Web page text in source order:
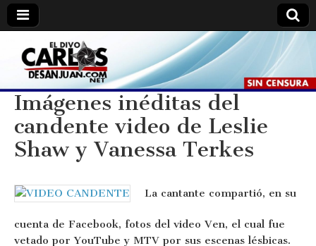
Carlos
De
San
Juan
Carlos
De
San
Juan //
El
Divo.
Imágenes inéditas del
candente video de Leslie
Shaw y Vanessa Terkes
La cantante compartió, en su
cuenta de Facebook, fotos del video Ven, el cual fue
vetado por YouTube y MTV por sus escenas lésbicas.